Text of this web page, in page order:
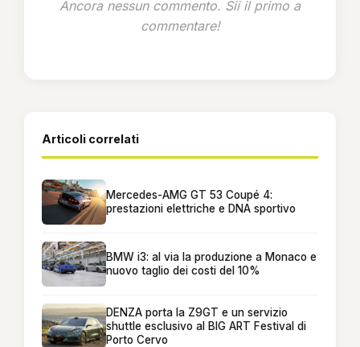
Ancora nessun commento. Sii il primo a
commentare!
Articoli correlati
Mercedes-AMG GT 53 Coupé 4:
prestazioni elettriche e DNA sportivo
BMW i3: al via la produzione a Monaco e
nuovo taglio dei costi del 10%
DENZA porta la Z9GT e un servizio
shuttle esclusivo al BIG ART Festival di
Porto Cervo